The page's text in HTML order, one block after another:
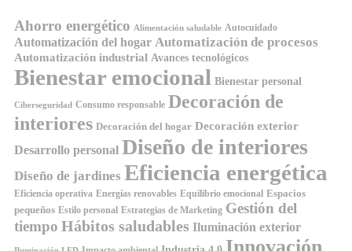
Ahorro energético Alimentación saludable Autocuidado
Automatización del hogar Automatización de procesos
Automatización industrial Avances tecnológicos
Bienestar emocional Bienestar personal
Ciberseguridad Consumo responsable Decoración de
interiores Decoración del hogar Decoración exterior
Desarrollo personal Diseño de interiores
Diseño de jardines Eficiencia energética
Eficiencia operativa Energías renovables Equilibrio emocional Espacios
pequeños Estilo personal Estrategias de Marketing Gestión del
tiempo Hábitos saludables Iluminación exterior